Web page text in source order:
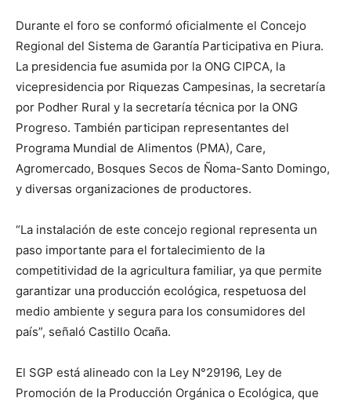
Durante el foro se conformó oficialmente el Concejo
Regional del Sistema de Garantía Participativa en Piura.
La presidencia fue asumida por la ONG CIPCA, la
vicepresidencia por Riquezas Campesinas, la secretaría
por Podher Rural y la secretaría técnica por la ONG
Progreso. También participan representantes del
Programa Mundial de Alimentos (PMA), Care,
Agromercado, Bosques Secos de Ñoma-Santo Domingo,
y diversas organizaciones de productores.
“La instalación de este concejo regional representa un
paso importante para el fortalecimiento de la
competitividad de la agricultura familiar, ya que permite
garantizar una producción ecológica, respetuosa del
medio ambiente y segura para los consumidores del
país”, señaló Castillo Ocaña.
El SGP está alineado con la Ley N°29196, Ley de
Promoción de la Producción Orgánica o Ecológica, que